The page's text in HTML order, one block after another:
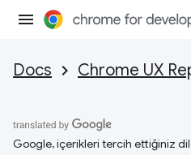
Docs Chrome UX
Google, içerikleri tercih ettiğiniz